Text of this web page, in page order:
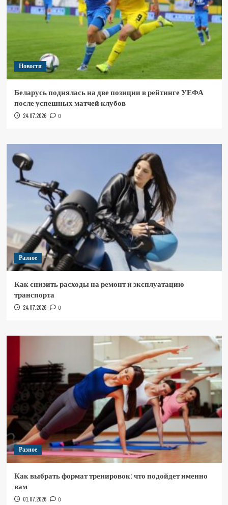
Новости
Беларусь поднялась на две позиции в рейтинге УЕФА
после успешных матчей клубов
24.07.2026 0
Разное
Как снизить расходы на ремонт и эксплуатацию
транспорта
24.07.2026 0
Разное
Как выбрать формат тренировок: что подойдет именно
вам
01.07.2026 0